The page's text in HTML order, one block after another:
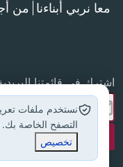
معا نربي أبناءنا من
اشترك في قائمتنا
نستخدم ملفات
التصفح الخاصة
تخصيص